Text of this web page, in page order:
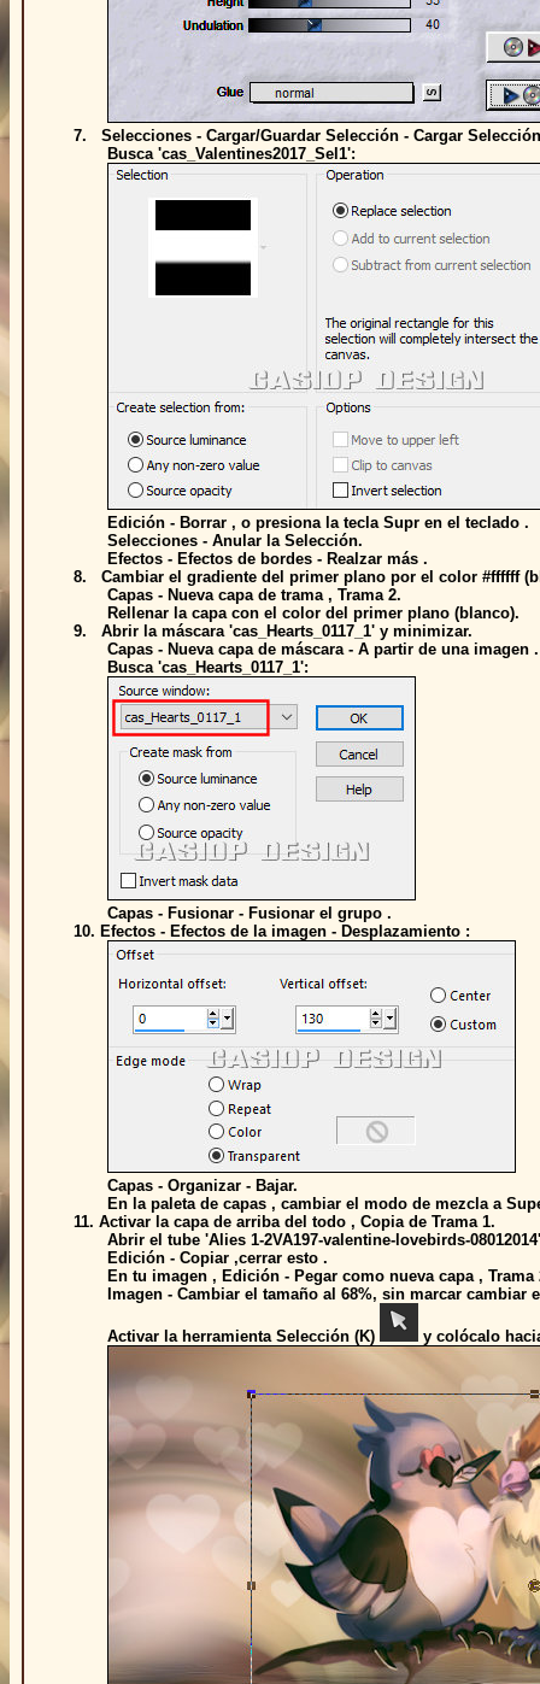
7. Selecciones - Cargar/Guardar Selección - Cargar
Busca 'cas_Valentines2017_Sel1':
Edición - Borrar , o presiona la tecla Supr en el teclado .
Selecciones - Anular la Selección.
Efectos - Efectos de bordes - Realzar más .
8. Cambiar el gradiente del primer plano por el color #ffffff
Capas - Nueva capa de trama , Trama 2.
Rellenar la capa con el color del primer plano (blanco).
9. Abrir la máscara 'cas_Hearts_0117_1' y minimizar.
Capas - Nueva capa de máscara - A partir de una imagen .
Busca 'cas_Hearts_0117_1':
Capas - Fusionar - Fusionar el grupo .
10. Efectos - Efectos de la imagen - Desplazamiento :
Capas - Organizar - Bajar.
En la paleta de capas , cambiar el modo de mezcla a
11. Activar la capa de arriba del todo , Copia de Trama 1.
Abrir el tube 'Alies 1-2VA197-valentine-lovebirds-
Edición - Copiar ,cerrar esto .
En tu imagen , Edición - Pegar como nueva capa , Trama
Imagen - Cambiar el tamaño al 68%, sin marcar cambiar
Activar la herramienta Selección (K) y colócalo